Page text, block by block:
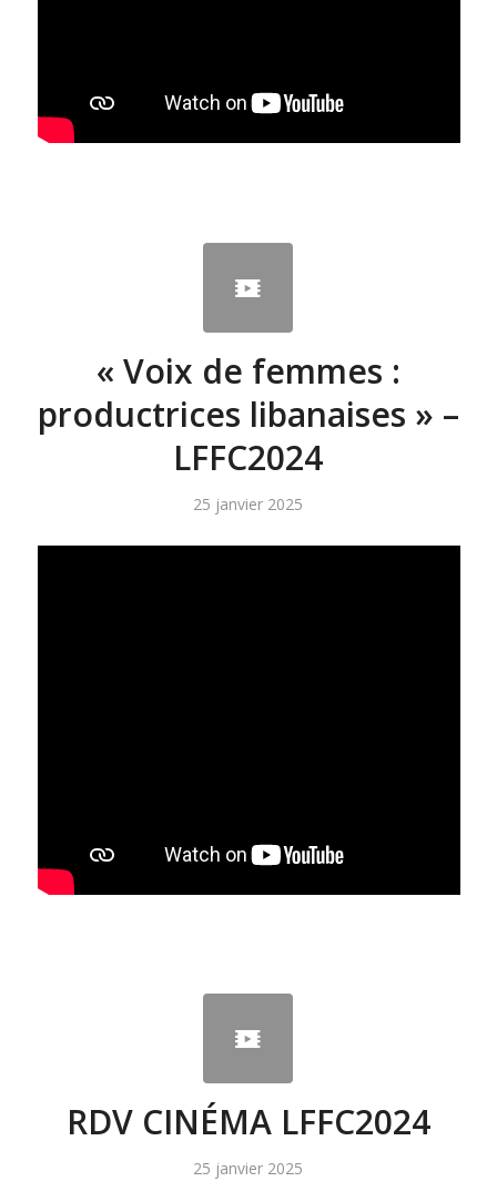
« Voix de femmes :
productrices libanaises » –
LFFC2024
25 janvier 2025
RDV CINÉMA LFFC2024
25 janvier 2025